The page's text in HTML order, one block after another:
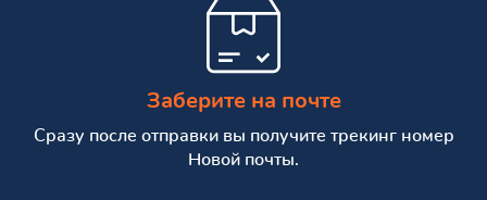
Заберите на почте
Сразу после отправки вы получите трекинг номер
Новой почты.